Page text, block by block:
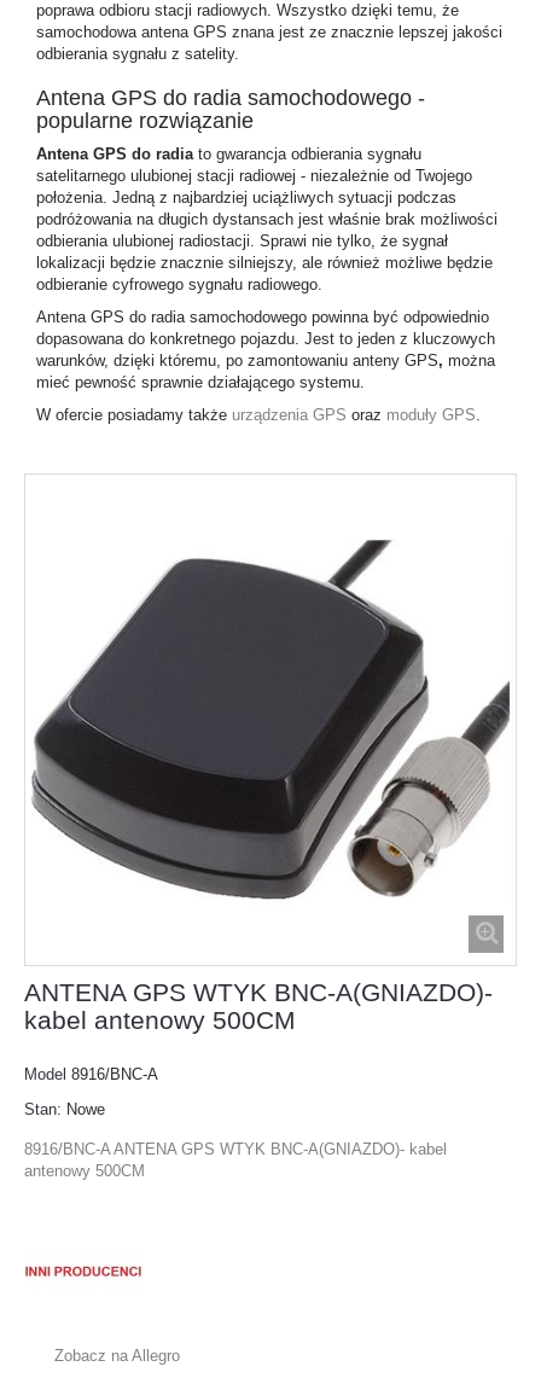
poprawa odbioru stacji radiowych. Wszystko dzięki temu, że
samochodowa antena GPS znana jest ze znacznie lepszej jakości
odbierania sygnału z satelity.
Antena GPS do radia samochodowego -
popularne rozwiązanie
Antena GPS do radia to gwarancja odbierania sygnału
satelitarnego ulubionej stacji radiowej - niezależnie od Twojego
położenia. Jedną z najbardziej uciążliwych sytuacji podczas
podróżowania na długich dystansach jest właśnie brak możliwości
odbierania ulubionej radiostacji. Sprawi nie tylko, że sygnał
lokalizacji będzie znacznie silniejszy, ale również możliwe będzie
odbieranie cyfrowego sygnału radiowego.
Antena GPS do radia samochodowego powinna być odpowiednio
dopasowana do konkretnego pojazdu. Jest to jeden z kluczowych
warunków, dzięki któremu, po zamontowaniu anteny GPS, można
mieć pewność sprawnie działającego systemu.
W ofercie posiadamy także urządzenia GPS oraz moduły GPS.
ANTENA GPS WTYK BNC-A(GNIAZDO)-
kabel antenowy 500CM
Model 8916/BNC-A
Stan: Nowe
8916/BNC-A ANTENA GPS WTYK BNC-A(GNIAZDO)- kabel
antenowy 500CM
Zobacz na Allegro